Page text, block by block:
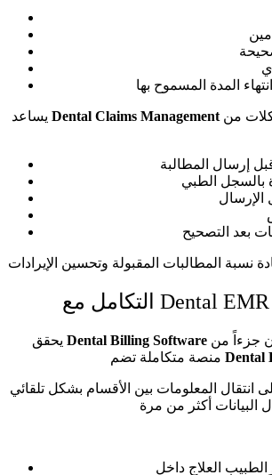
Dental Claims Management
Dental Billing Software
Dental
انتقال المعلومات بين الأقسام بشكل تلقائي